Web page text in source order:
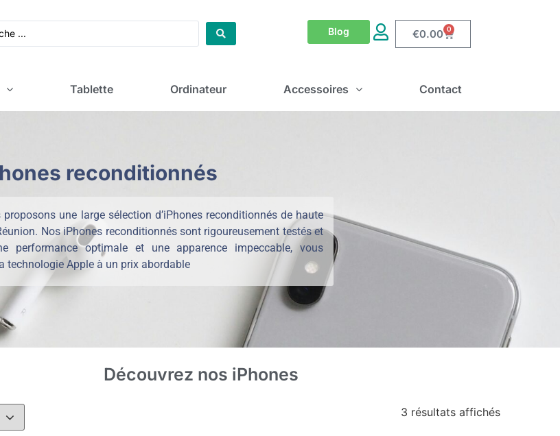
Blog €0.00 0
Tablette Ordinateur Accessoires Contact
reconditionnés
une large sélection d’iPhones reconditionnés de haute
Nos iPhones reconditionnés sont rigoureusement testés et
performance optimale et une apparence impeccable, vous
technologie Apple à un prix abordable
Découvrez nos iPhones
3 résultats affichés